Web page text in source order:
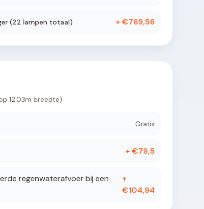
(22 lampen totaal) + €769,56
12.03m breedte)
Gratis
+ €79,5
regenwaterafvoer bij een
+
€104,94